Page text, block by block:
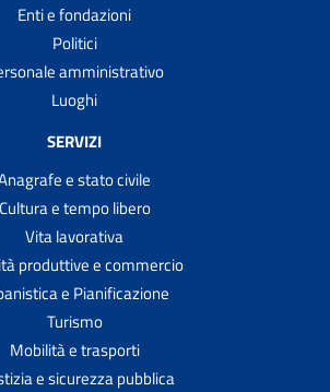
Enti e fondazioni
Politici
amministrativo
Luoghi
SERVIZI
e stato civile
Cultura e tempo libero
Vita lavorativa
produttive e commercio
e Pianificazione
Turismo
Mobilità e trasporti
e sicurezza pubblica